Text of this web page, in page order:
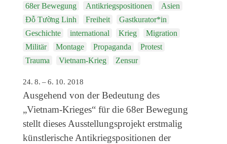
68er Bewegung Antikriegspositionen
Asien
Đỗ Tường Linh
Freiheit
Gastkurator*in
Geschichte
international Krieg
Migration
Militär
Montage Propaganda
Protest
Trauma
Vietnam-Krieg Zensur
24. 8. – 6. 10. 2018
Ausgehend von der Bedeutung des
„Vietnam-Krieges“ für die 68er Bewegung
stellt dieses Ausstellungsprojekt erstmalig
künstlerische Antikriegspositionen der